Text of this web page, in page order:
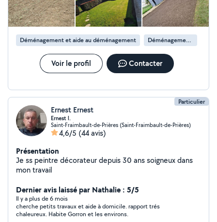
Déménagement et aide au déménagement Déménagement de maison
Voir le profil Contacter
Particulier
Ernest Ernest
Ernest l.
Saint-Fraimbault-de-Prières (Saint-Fraimbault-de-Prières)
4,6/5 (44 avis)
Présentation
Je ss peintre décorateur depuis 30 ans soigneux dans
mon travail
Dernier avis laissé par Nathalie : 5/5
Il y a plus de 6 mois
cherche petits travaux et aide à domicile. rapport trés
chaleureux. Habite Gorron et les environs.